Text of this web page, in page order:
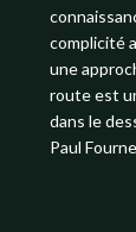
complicité
une
route est
dans le
Paul